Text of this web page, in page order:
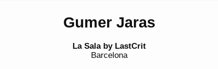
Gumer Jaras
La Sala by LastCrit
Barcelona